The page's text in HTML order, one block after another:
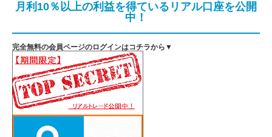
月利10％以上の利益を得ているリアル口座を公開
中！
完全無料の会員ページのログインはコチラから▼